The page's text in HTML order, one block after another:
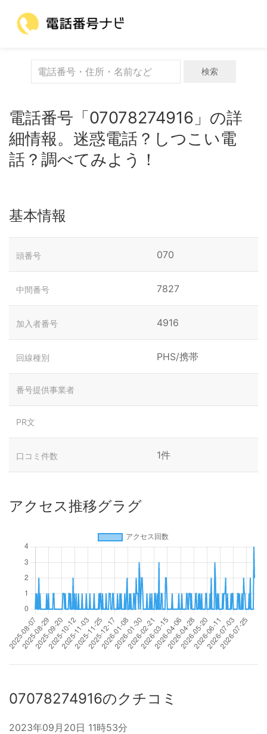
検索
電話番号「07078274916」の詳
細情報。迷惑電話？しつこい電
話？調べてみよう！
基本情報
頭番号 070
中間番号 7827
加入者番号 4916
回線種別 PHS/携帯
番号提供事業者
PR文
口コミ件数 1件
アクセス推移グラグ
07078274916のクチコミ
2023年09月20日 11時53分